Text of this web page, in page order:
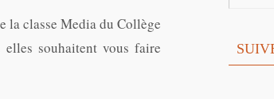
la classe Media du Collège
souhaitent vous faire